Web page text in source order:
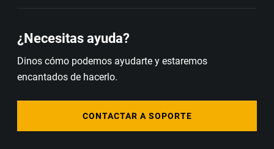
¿Necesitas ayuda?
Dinos cómo podemos ayudarte y estaremos
encantados de hacerlo.
CONTACTAR A SOPORTE